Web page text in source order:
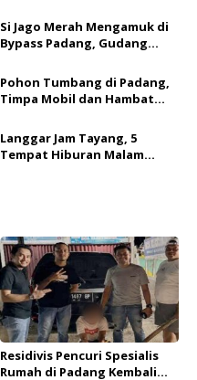
Polda Sumbar
Si Jago Merah Mengamuk di
Bypass Padang, Gudang
Pohon Tumbang di Padang,
Timpa Mobil dan Hambat
Langgar Jam Tayang, 5
Tempat Hiburan Malam
Residivis Pencuri Spesialis
Rumah di Padang Kembali